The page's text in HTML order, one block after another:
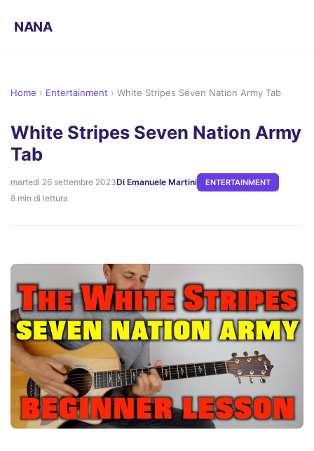
NANA
Home › Entertainment › White Stripes Seven Nation Army Tab
White Stripes Seven Nation Army
Tab
martedì 26 settembre 2023Di Emanuele Martini ENTERTAINMENT
8 min di lettura